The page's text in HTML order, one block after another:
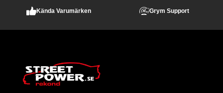
Kända Varumärken Grym Support